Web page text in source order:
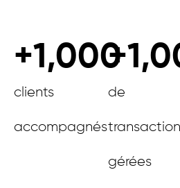
clients
accompagnés
+1,000
de
gérées
+